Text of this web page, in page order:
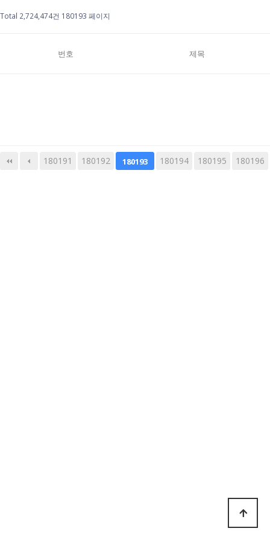
Total 2,724,474건 180193 페이지
번호 제목
180191 180192 180193 180194 180195 180196
다음 맨끝